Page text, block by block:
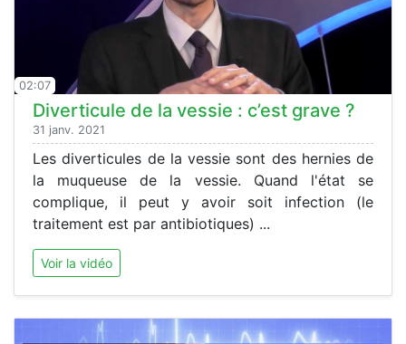
02:07
Diverticule de la vessie : c’est grave ?
31 janv. 2021
Les diverticules de la vessie sont des hernies de
la muqueuse de la vessie. Quand l'état se
complique, il peut y avoir soit infection (le
traitement est par antibiotiques) ...
Voir la vidéo